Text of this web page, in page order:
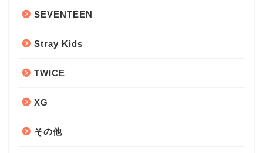
SEVENTEEN
Stray Kids
TWICE
XG
その他